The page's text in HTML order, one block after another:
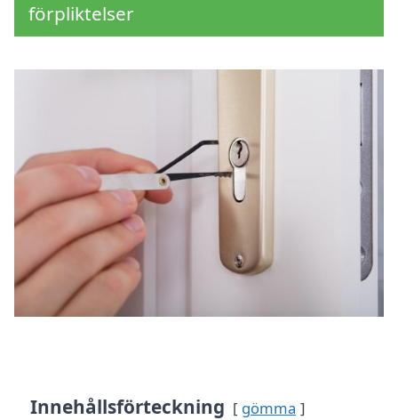
förpliktelser
Innehållsförteckning gömma